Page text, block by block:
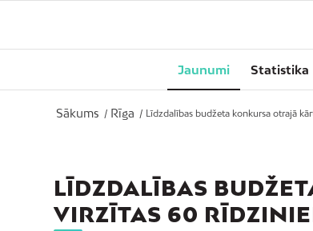
Jaunumi Statistika
Sākums / Rīga / Līdzdalības budžeta konkursa otrajā
LĪDZDALĪBAS
VIRZĪTAS 60